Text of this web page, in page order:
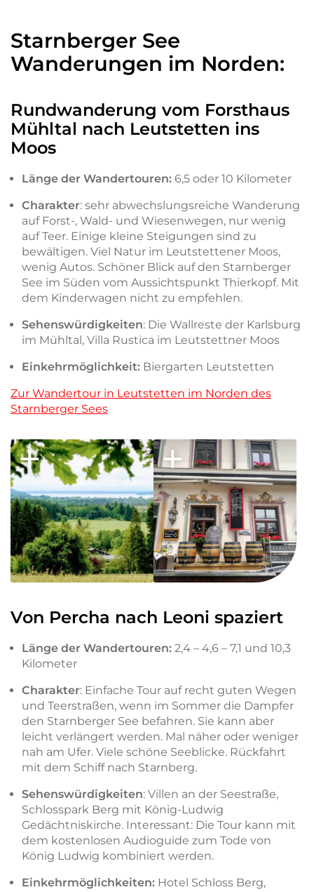
Starnberger See
Wanderungen im Norden:
Rundwanderung vom Forsthaus
Mühltal nach Leutstetten ins
Moos
Länge der Wandertouren: 6,5 oder 10 Kilometer
Charakter: sehr abwechslungsreiche Wanderung
auf Forst-, Wald- und Wiesenwegen, nur wenig
auf Teer. Einige kleine Steigungen sind zu
bewältigen. Viel Natur im Leutstettener Moos,
wenig Autos. Schöner Blick auf den Starnberger
See im Süden vom Aussichtspunkt Thierkopf. Mit
dem Kinderwagen nicht zu empfehlen.
Sehenswürdigkeiten: Die Wallreste der Karlsburg
im Mühltal, Villa Rustica im Leutstettner Moos
Einkehrmöglichkeit: Biergarten Leutstetten
Zur Wandertour in Leutstetten im Norden des
Starnberger Sees
Von Percha nach Leoni spaziert
Länge der Wandertouren: 2,4 – 4,6 – 7,1 und 10,3
Kilometer
Charakter: Einfache Tour auf recht guten Wegen
und Teerstraßen, wenn im Sommer die Dampfer
den Starnberger See befahren. Sie kann aber
leicht verlängert werden. Mal näher oder weniger
nah am Ufer. Viele schöne Seeblicke. Rückfahrt
mit dem Schiff nach Starnberg.
Sehenswürdigkeiten: Villen an der Seestraße,
Schlosspark Berg mit König-Ludwig
Gedächtniskirche. Interessant: Die Tour kann mit
dem kostenlosen Audioguide zum Tode von
König Ludwig kombiniert werden.
Einkehrmöglichkeiten: Hotel Schloss Berg,